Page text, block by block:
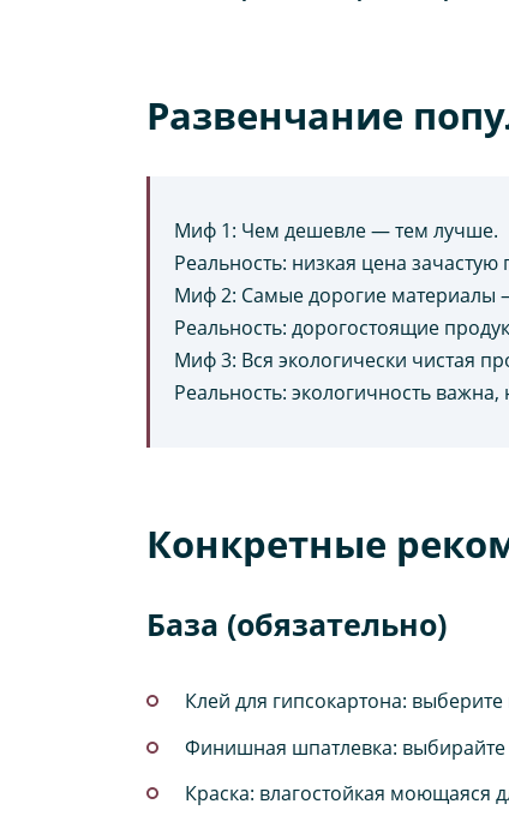
Развенчание
Миф 1: Чем дешевле — тем лучше.
Реальность: низкая цена
Миф 2: Самые дорогие материалы
Реальность: дорогостоящие
Миф 3: Вся экологически чистая
Реальность: экологичность
Конкретные
База (обязательно)
Клей для гипсокартона:
Финишная шпатлевка: выбирайте
Краска: влагостойкая моющаяся